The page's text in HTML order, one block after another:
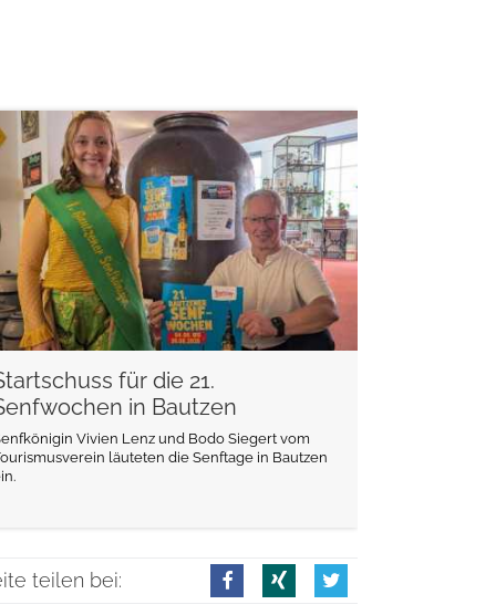
für die 21.
in Bautzen
Vivien Lenz und Bodo Siegert vom
läuteten die Senftage in Bautzen
weiterlesen
teilen bei: